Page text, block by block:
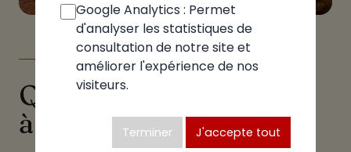
Quelle pizzeria choisir
à Bettant
Google Analytics : Permet
d'analyser les statistiques de
consultation de notre site et
améliorer l'expérience de nos
visiteurs.
Terminer J'accepte tout